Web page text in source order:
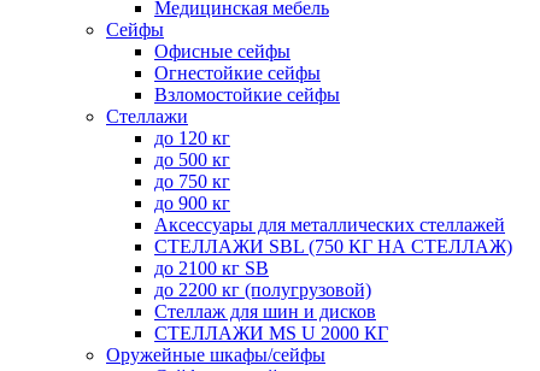
Медицинская мебель
Сейфы
Офисные сейфы
Огнестойкие сейфы
Взломостойкие сейфы
Стеллажи
до 120 кг
до 500 кг
до 750 кг
до 900 кг
Аксессуары для металлических стеллажей
СТЕЛЛАЖИ SBL (750 КГ НА СТЕЛЛАЖ)
до 2100 кг SB
до 2200 кг (полугрузовой)
Стеллаж для шин и дисков
СТЕЛЛАЖИ MS U 2000 КГ
Оружейные шкафы/сейфы